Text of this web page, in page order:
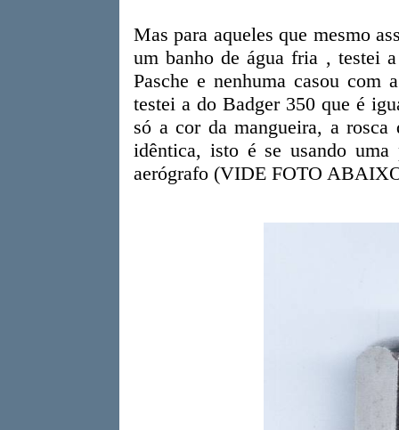
Mas para aqueles que mesmo
um banho de água fria , testei
Pasche e nenhuma casou com
testei a do Badger 350 que é
só a cor da mangueira, a rosca
idêntica, isto é se usando
aerógrafo (VIDE FOTO